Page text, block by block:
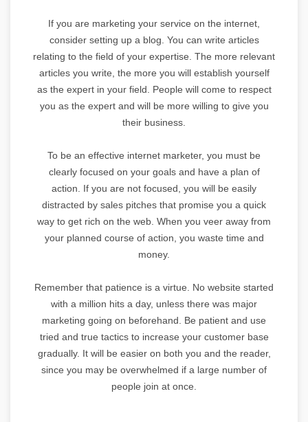
If you are marketing your service on the internet,
consider setting up a blog. You can write articles
relating to the field of your expertise. The more relevant
articles you write, the more you will establish yourself
as the expert in your field. People will come to respect
you as the expert and will be more willing to give you
their business.
To be an effective internet marketer, you must be
clearly focused on your goals and have a plan of
action. If you are not focused, you will be easily
distracted by sales pitches that promise you a quick
way to get rich on the web. When you veer away from
your planned course of action, you waste time and
money.
Remember that patience is a virtue. No website started
with a million hits a day, unless there was major
marketing going on beforehand. Be patient and use
tried and true tactics to increase your customer base
gradually. It will be easier on both you and the reader,
since you may be overwhelmed if a large number of
people join at once.